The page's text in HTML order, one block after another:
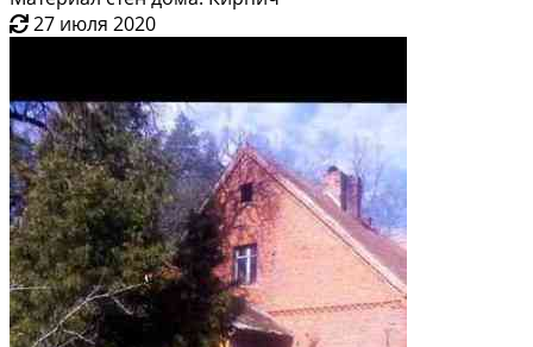
27 июля 2020